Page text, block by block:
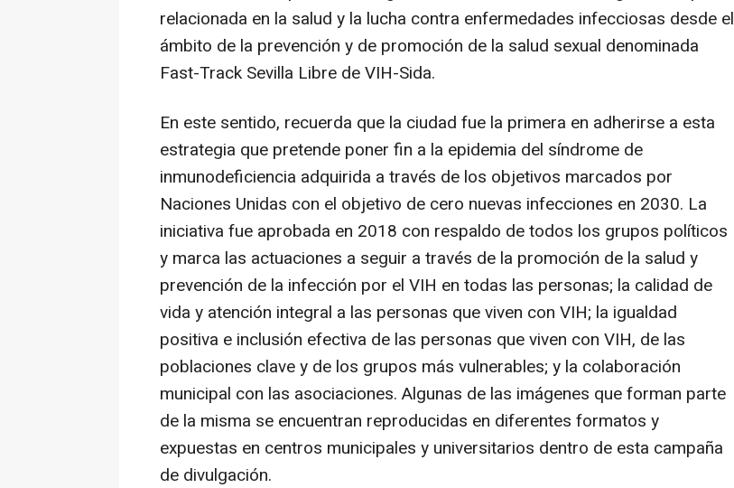
relacionada en la salud y la lucha contra enfermedades infecciosas desde el
ámbito de la prevención y de promoción de la salud sexual denominada
Fast-Track Sevilla Libre de VIH-Sida.
En este sentido, recuerda que la ciudad fue la primera en adherirse a esta
estrategia que pretende poner fin a la epidemia del síndrome de
inmunodeficiencia adquirida a través de los objetivos marcados por
Naciones Unidas con el objetivo de cero nuevas infecciones en 2030. La
iniciativa fue aprobada en 2018 con respaldo de todos los grupos políticos
y marca las actuaciones a seguir a través de la promoción de la salud y
prevención de la infección por el VIH en todas las personas; la calidad de
vida y atención integral a las personas que viven con VIH; la igualdad
positiva e inclusión efectiva de las personas que viven con VIH, de las
poblaciones clave y de los grupos más vulnerables; y la colaboración
municipal con las asociaciones. Algunas de las imágenes que forman parte
de la misma se encuentran reproducidas en diferentes formatos y
expuestas en centros municipales y universitarios dentro de esta campaña
de divulgación.